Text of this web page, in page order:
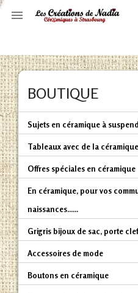

BOUTIQUE
Sujets en céramique à
Tableaux avec de la céramique
Offres spéciales en céramique
En céramique, pour vos
naissances......
Grigris bijoux de sac, porte
Accessoires de mode
Boutons en céramique